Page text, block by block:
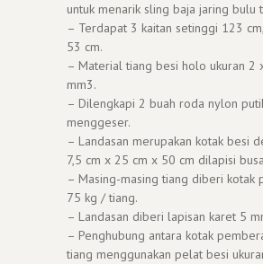
untuk menarik sling baja jaring bulu
– Terdapat 3 kaitan setinggi 123
53 cm.
– Material tiang besi holo ukuran 2
mm3.
– Dilengkapi 2 buah roda nylon
menggeser.
– Landasan merupakan kotak besi
7,5 cm x 25 cm x 50 cm dilapisi
– Masing-masing tiang diberi kotak
75 kg / tiang.
– Landasan diberi lapisan karet 5
– Penghubung antara kotak
tiang menggunakan pelat besi